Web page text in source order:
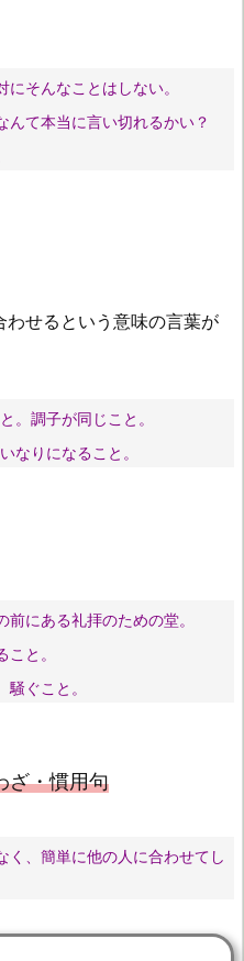
にそんなことはしない。
んて本当に言い切れるかい？
わせるという意味の言葉が
。調子が同じこと。
なりになること。
前にある礼拝のための堂。
こと。
騒ぐこと。
ざ・慣用句
く、簡単に他の人に合わせてし